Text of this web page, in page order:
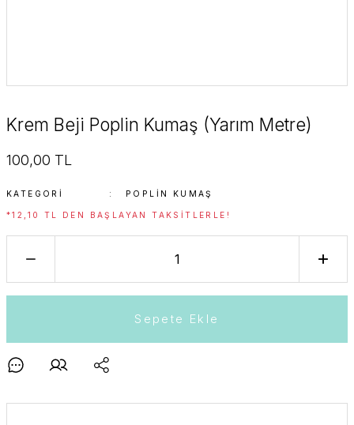
Krem Beji Poplin Kumaş (Yarım Metre)
100,00 TL
KATEGORI POPLIN KUMAŞ
*12,10 TL DEN BAŞLAYAN TAKSITLERLE!
Sepete Ekle